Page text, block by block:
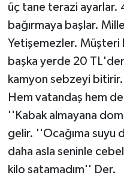
üç tane terazi ayarlar.
bağırmaya başlar.
Yetişemezler. Müşteri
başka yerde 20
kamyon sebzeyi
Hem vatandaş hem
''Kabak almayana
gelir. ''Ocağıma suyu
daha asla seninle
kilo satamadım'' Der.